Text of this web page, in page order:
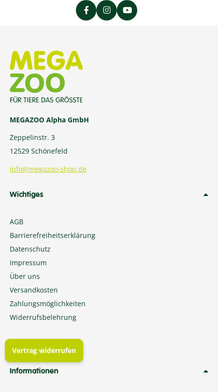
MEGAZOO Alpha GmbH
Zeppelinstr. 3
12529 Schönefeld
info@megazoo-shop.de
Wichtiges
AGB
Barrierefreiheitserklärung
Datenschutz
Impressum
Über uns
Versandkosten
Zahlungsmöglichkeiten
Widerrufsbelehrung
Vertrag widerrufen
Informationen